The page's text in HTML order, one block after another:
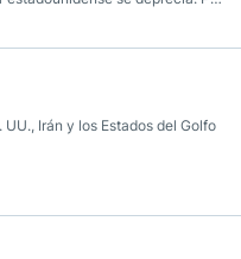
Irán y los Estados del Golfo